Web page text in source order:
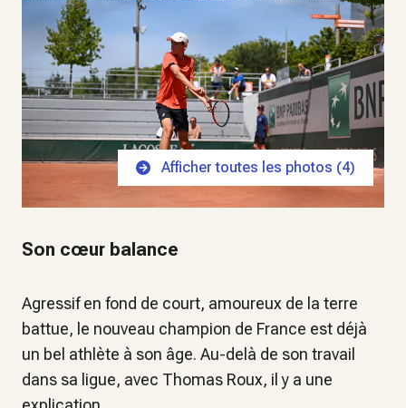
Afficher toutes les photos (4)
Son cœur balance
Agressif en fond de court, amoureux de la terre
battue, le nouveau champion de France est déjà
un bel athlète à son âge. Au-delà de son travail
dans sa ligue, avec Thomas Roux, il y a une